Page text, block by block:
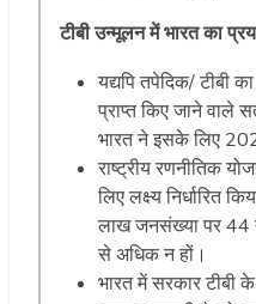
टीबी उन्मूलन में भारत का
यद्यपि तपेदिक/टीबी
प्राप्त किए जाने वाले
भारत ने इसके लिए
राष्ट्रीय रणनीतिक
लिए लक्ष्य निर्धारित
लाख जनसंख्या पर 44
से अधिक न हों।
भारत में सरकार टीबी